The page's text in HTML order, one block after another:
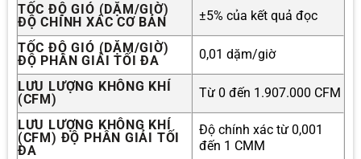
TỐC ĐỘ GIÓ (DẶM/GIỜ)
ĐỘ CHÍNH XÁC CƠ BẢN
±5% của kết quả đọc
TỐC ĐỘ GIÓ (DẶM/GIỜ)
ĐỘ PHÂN GIẢI TỐI ĐA
0,01 dặm/giờ
LƯU LƯỢNG KHÔNG KHÍ
(CFM)
Từ 0 đến 1.907.000 CFM
LƯU LƯỢNG KHÔNG KHÍ
(CFM) ĐỘ PHÂN GIẢI TỐI
ĐA
Độ chính xác từ 0,001
đến 1 CMM